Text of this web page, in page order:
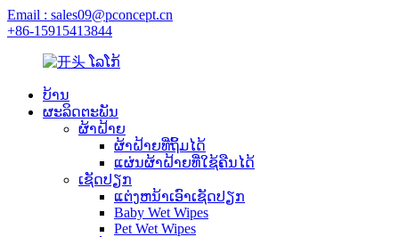
Email : sales09@pconcept.cn
+86-15915413844
ບ້ານ
ຜະລິດຕະພັນ
ຜ້າຝ້າຍ
ຜ້າຝ້າຍທີ່ຖິ້ມໄດ້
ແຜ່ນຜ້າຝ້າຍທີ່ໃຊ້ຄືນໄດ້
ເຊັດປຽກ
ແຕ່ງຫນ້າເອົາເຊັດປຽກ
Baby Wet Wipes
Pet Wet Wipes